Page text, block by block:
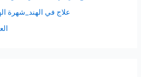
علاج في الهند_شهرة